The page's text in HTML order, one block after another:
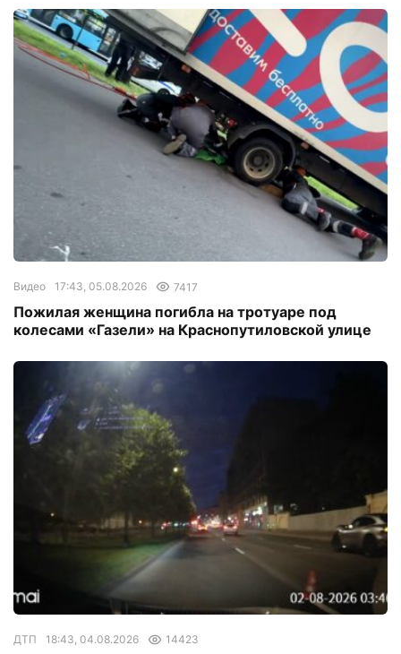
Видео 17:43, 05.08.2026 7417
Пожилая женщина погибла на тротуаре под
колесами «Газели» на Краснопутиловской улице
ДТП 18:43, 04.08.2026 14423